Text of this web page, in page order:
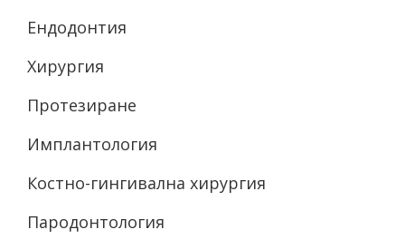
Ендодонтия
Хирургия
Протезиране
Имплантология
Костно-гингивална хирургия
Пародонтология